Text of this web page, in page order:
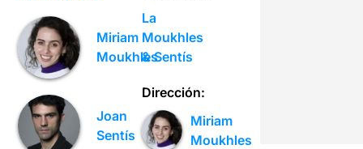
Miriam
Moukhles
Joan
Sentís
La
Moukhles
& Sentís
Dirección:
Miriam
Moukhles